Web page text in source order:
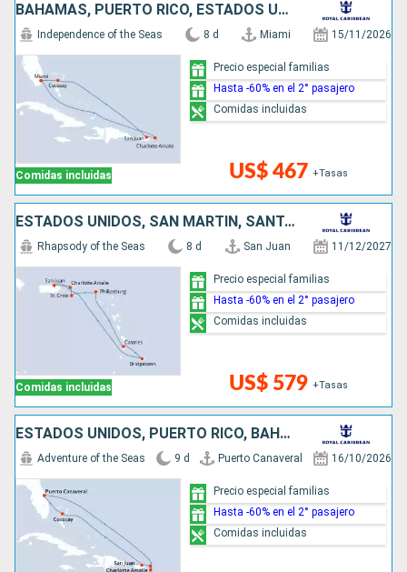
BAHAMAS, PUERTO RICO, ESTADOS UNIDOS
Comidas incluidas
Independence of the Seas 8 d Miami 15/11/2026
US$ 467 +Tasas
Precio especial familias
Hasta -60% en el 2° pasajero
Comidas incluidas
ESTADOS UNIDOS, SAN MARTÍN, SANTA LUCIA, BARBADOS, PUERTO RICO
Comidas incluidas
Rhapsody of the Seas 8 d San Juan 11/12/2027
US$ 579 +Tasas
Precio especial familias
Hasta -60% en el 2° pasajero
Comidas incluidas
ESTADOS UNIDOS, PUERTO RICO, BAHAMAS
Adventure of the Seas 9 d Puerto Canaveral 16/10/2026
Precio especial familias
Hasta -60% en el 2° pasajero
Comidas incluidas